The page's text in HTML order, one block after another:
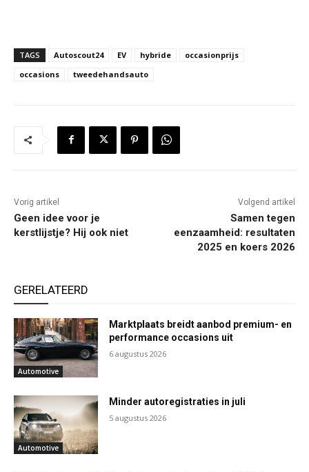
TAGS Autoscout24 EV hybride
occasionprijs
occasions
tweedehandsauto
Vorig artikel
Geen idee voor je
kerstlijstje? Hij ook niet
Volgend artikel
Samen tegen
eenzaamheid: resultaten
2025 en koers 2026
GERELATEERD
Automotive
Marktplaats breidt aanbod premium- en
performance occasions uit
6 augustus 2026
Automotive
Minder autoregistraties in juli
5 augustus 2026